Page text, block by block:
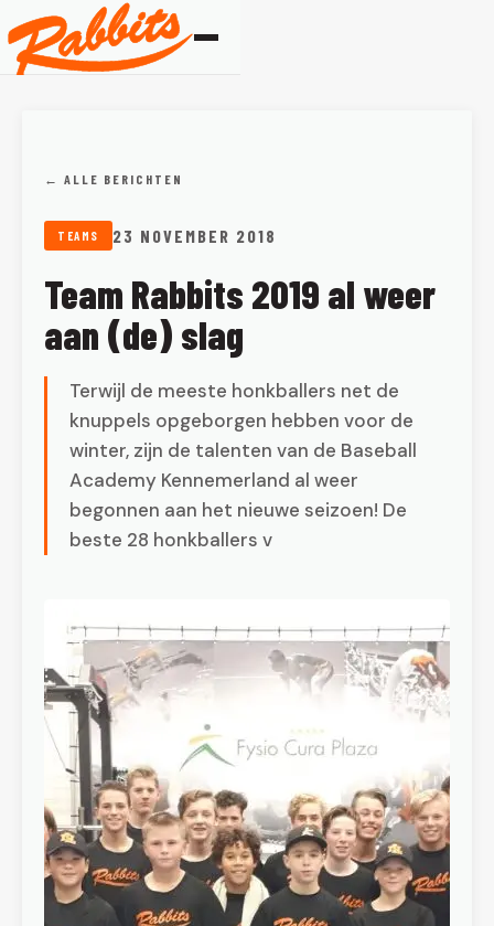
← ALLE BERICHTEN
TEAMS 23 NOVEMBER 2018
Team Rabbits 2019 al weer
aan (de) slag
Terwijl de meeste honkballers net de
knuppels opgeborgen hebben voor de
winter, zijn de talenten van de Baseball
Academy Kennemerland al weer
begonnen aan het nieuwe seizoen! De
beste 28 honkballers v